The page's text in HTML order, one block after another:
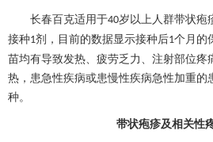
长春百克适用于40岁以上人群带状疱
接种1剂，目前的数据显示接种后1个月的
苗均有导致发热、疲劳乏力、注射部位疼
热，患急性疾病或患慢性疾病急性加重的
种。
带状疱疹及相关性